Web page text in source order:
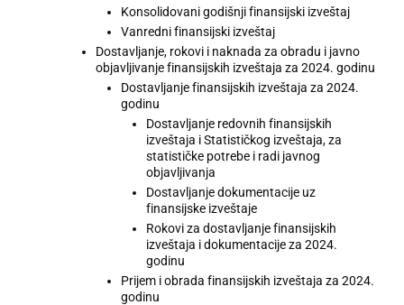
Konsolidovani godišnji finansijski izveštaj
Vanredni finansijski izveštaj
Dostavljanje, rokovi i naknada za obradu i javno
objavljivanje finansijskih izveštaja za 2024. godinu
Dostavljanje finansijskih izveštaja za 2024.
godinu
Dostavljanje redovnih finansijskih
izveštaja i Statističkog izveštaja, za
statističke potrebe i radi javnog
objavljivanja
Dostavljanje dokumentacije uz
finansijske izveštaje
Rokovi za dostavljanje finansijskih
izveštaja i dokumentacije za 2024.
godinu
Prijem i obrada finansijskih izveštaja za 2024.
godinu